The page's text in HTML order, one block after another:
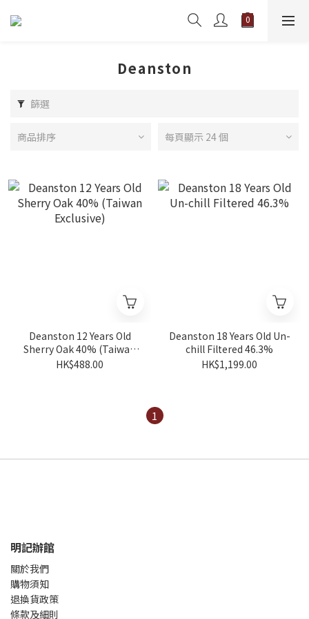
Deanston
篩選
商品排序 每頁顯示 24 個
Deanston 12 Years Old
Sherry Oak 40% (Taiwan
Exclusive)
HK$488.00
Deanston 18 Years Old Un-
chill Filtered 46.3%
HK$1,199.00
1
明記辦館
關於我們
購物須知
退換貨政策
條款及細則